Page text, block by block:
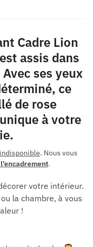
Cadre Lion
assis dans
ses yeux
ce
de rose
à votre
indisponible. Nous vous
.
votre intérieur.
la chambre, à vous
!